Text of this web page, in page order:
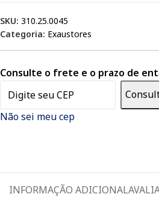
SKU: 310.25.0045
Categoria: Exaustores
Consulte o frete e o prazo de
Não sei meu cep
INFORMAÇÃO ADICIONAL